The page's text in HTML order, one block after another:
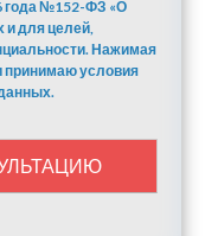
года №152-ФЗ «О
для целей,
Нажимая
принимаю условия